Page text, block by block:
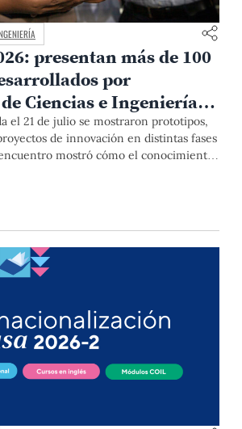
presentan más de 100
por
Ciencias e Ingeniería
a atender
del país
el 21 de julio se mostraron prototipos,
de innovación en distintas fases
mostró cómo el conocimiento
puede responder a desafíos concretos